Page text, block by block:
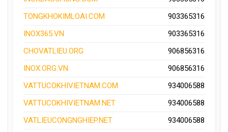
TONGKHOKIMLOAI.COM
903365316
INOX365.VN
903365316
CHOVATLIEU.ORG
906856316
INOX.ORG.VN
906856316
VATTUCOKHIVIETNAM.COM
934006588
VATTUCOKHIVIETNAM.NET
934006588
VATLIEUCONGNGHIEP.NET
934006588